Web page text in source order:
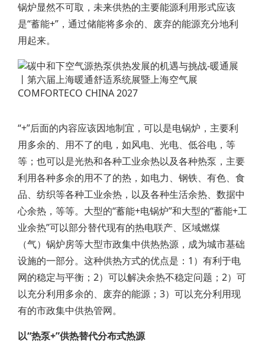
锅炉显然不可取，未来供热的主要能源利用形式应该
是“蓄能+”，通过储能将多余的、废弃的能源充分地利
用起来。
“+”后面的内容应该因地制宜，可以是电锅炉，主要利
用多余的、用不了的电，如风电、光电、低谷电，等
等；也可以是光热和各种工业余热以及各种热泵，主要
利用各种多余的用不了的热，如电力、钢铁、有色、食
品、纺织等各种工业余热，以及各种生活余热、数据中
心余热，等等。大型的“蓄能+电锅炉”和大型的“蓄能+工
业余热”可以部分替代现有的热电联产、区域燃煤
（气）锅炉房等大型市政集中供热热源，成为城市基础
设施的一部分。这种供热方式的优点是：1）有利于电
网的稳定与平衡；2）可以解决余热不稳定问题；2）可
以充分利用多余的、废弃的能源；3）可以充分利用现
有的市政集中供热管网。
以“热泵+”供热替代分布式热源